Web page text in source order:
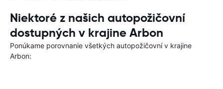
Niektoré z našich autopožičovní
dostupných v krajine Arbon
Ponúkame porovnanie všetkých autopožičovní v krajine
Arbon: